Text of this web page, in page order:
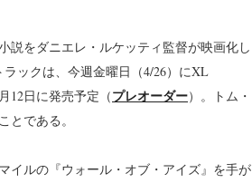
説をダニエレ・ルケッティ監督が映画化し
ックは、今週金曜日（4/26）にXL
12日に発売予定（プレオーダー）。トム・
とである。
イルの『ウォール・オブ・アイズ』を手が